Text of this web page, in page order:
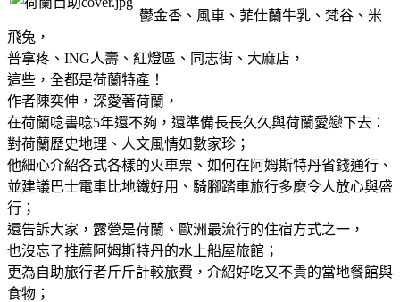
鬱金香、風車、菲仕蘭牛乳、梵谷、米
飛兔，
普拿疼、ING人壽、紅燈區、同志街、大麻店，
這些，全都是荷蘭特產！
作者陳奕伸，深愛著荷蘭，
在荷蘭唸書唸5年還不夠，還準備長長久久與荷蘭愛戀下去：
對荷蘭歷史地理、人文風情如數家珍；
他細心介紹各式各樣的火車票、如何在阿姆斯特丹省錢通行、
並建議巴士電車比地鐵好用、騎腳踏車旅行多麼令人放心與盛
行；
還告訴大家，露營是荷蘭、歐洲最流行的住宿方式之一，
也沒忘了推薦阿姆斯特丹的水上船屋旅館；
更為自助旅行者斤斤計較旅費，介紹好吃又不貴的當地餐館與
食物；